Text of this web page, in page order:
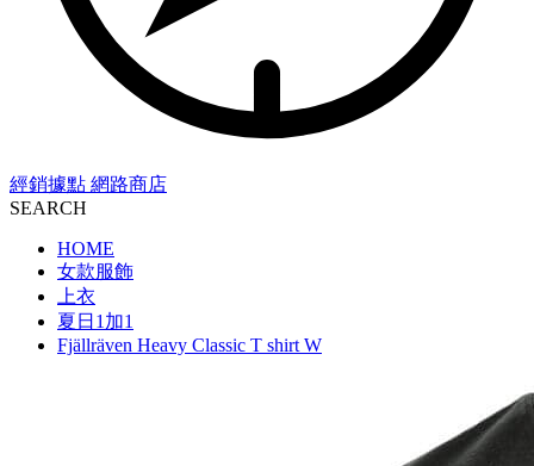
經銷據點 網路商店
SEARCH
HOME
女款服飾
上衣
夏日1加1
Fjällräven Heavy Classic T shirt W